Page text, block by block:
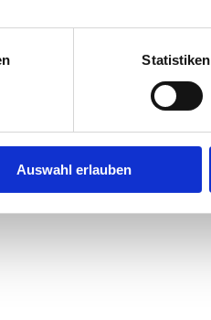
Statistiken
Auswahl erlauben